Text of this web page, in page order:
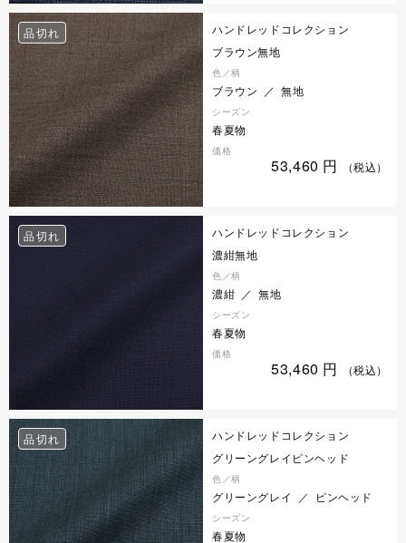
品切れ
ハンドレッドコレクション
ブラウン無地
色／柄
ブラウン ／ 無地
シーズン
春夏物
価格
53,460 円 （税込）
品切れ
ハンドレッドコレクション
濃紺無地
色／柄
濃紺 ／ 無地
シーズン
春夏物
価格
53,460 円 （税込）
品切れ
ハンドレッドコレクション
グリーングレイピンヘッド
色／柄
グリーングレイ ／ ピンヘッド
シーズン
春夏物